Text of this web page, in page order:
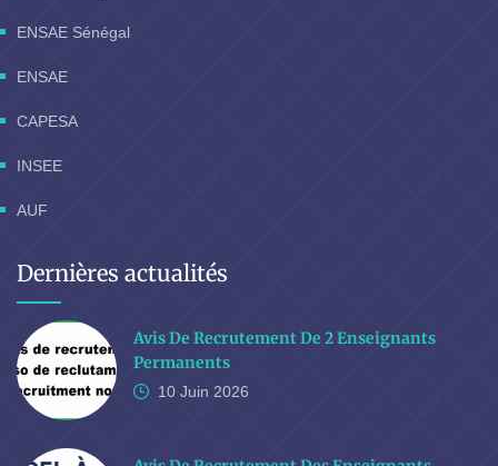
ENSAE Sénégal
ENSAE
CAPESA
INSEE
AUF
Dernières actualités
Avis De Recrutement De 2 Enseignants
Permanents
10 Juin 2026